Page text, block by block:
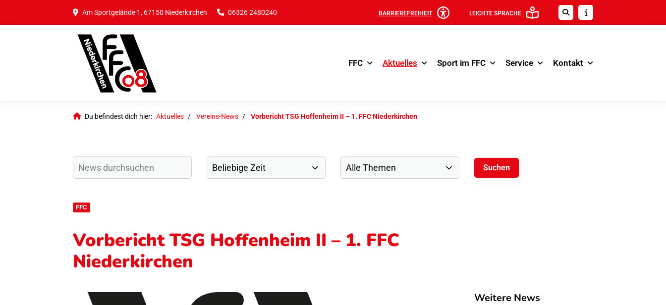
Am Sportgelände 1, 67150 Niederkirchen 06326 2480240 BARRIEREFREIHEIT LEICHTE SPRACHE
FFC Aktuelles Sport im FFC Service Kontakt
Du befindest dich hier: Aktuelles Vereins-News Vorbericht TSG Hoffenheim II – 1. FFC Niederkirchen
FFC
Vorbericht TSG Hoffenheim II – 1. FFC
Niederkirchen
Weitere News